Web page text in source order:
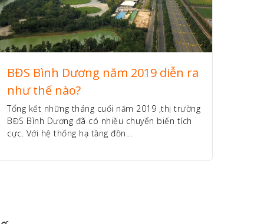
BĐS Bình Dương năm 2019 diễn ra
như thế nào?
Tổng kết những tháng cuối năm 2019 ,thị trường
BĐS Bình Dương đã có nhiều chuyển biến tích
cực. Với hệ thống hạ tầng đồn...